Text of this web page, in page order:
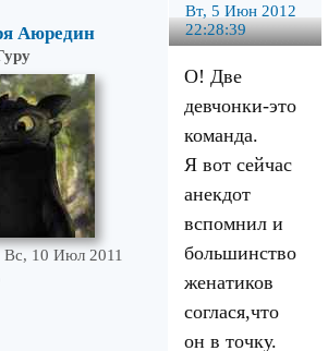
Вт, 5 Июн 2012
22:28:39
Аюредин
Вс, 10 Июл 2011
О! Две
девчонки-это
команда.
Я вот сейчас
анекдот
вспомнил и
большинство
женатиков
соглася,что
он в точку.